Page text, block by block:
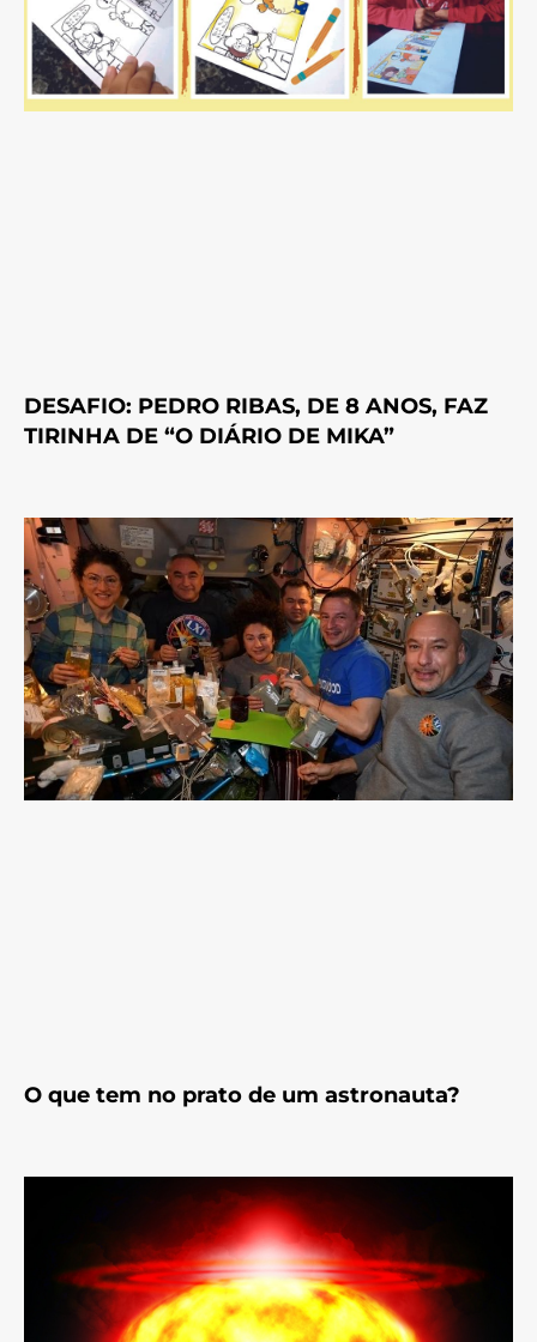
DESAFIO: PEDRO RIBAS, DE 8 ANOS, FAZ
TIRINHA DE “O DIÁRIO DE MIKA”
O que tem no prato de um astronauta?